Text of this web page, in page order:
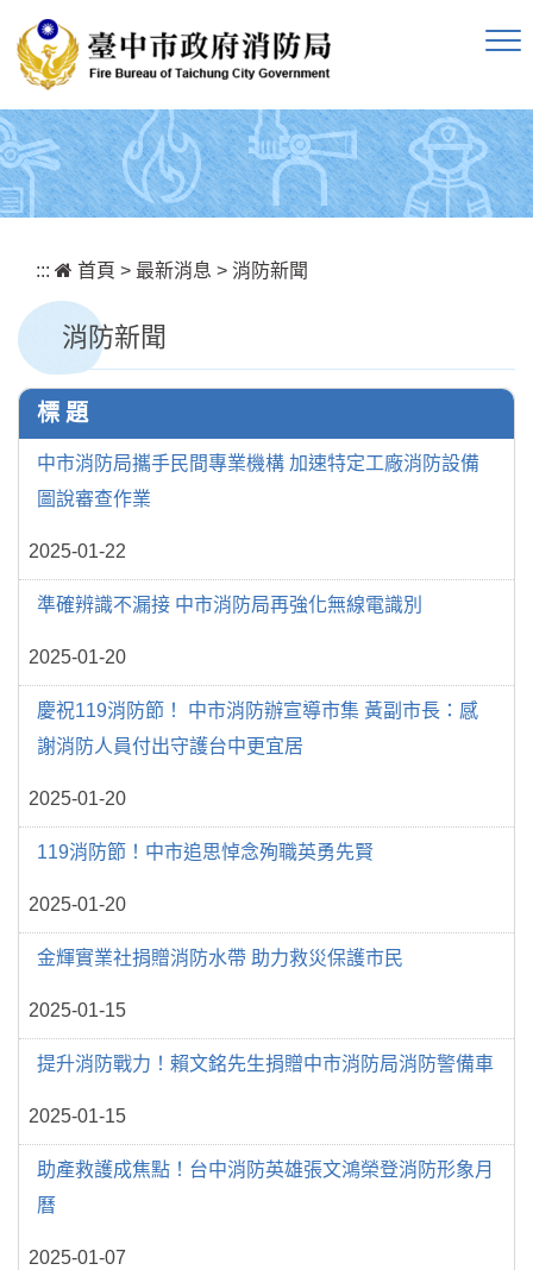
::: 首頁 > 最新消息 > 消防新聞
消防新聞
標 題
中市消防局攜手民間專業機構 加速特定工廠消防設備
圖說審查作業
2025-01-22
準確辨識不漏接 中市消防局再強化無線電識別
2025-01-20
慶祝119消防節！ 中市消防辦宣導市集 黃副市長：感
謝消防人員付出守護台中更宜居
2025-01-20
119消防節！中市追思悼念殉職英勇先賢
2025-01-20
金輝實業社捐贈消防水帶 助力救災保護市民
2025-01-15
提升消防戰力！賴文銘先生捐贈中市消防局消防警備車
2025-01-15
助產救護成焦點！台中消防英雄張文鴻榮登消防形象月
曆
2025-01-07